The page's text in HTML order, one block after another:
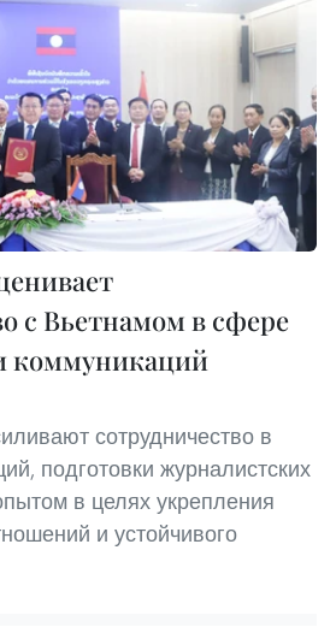
с Вьетнамом в сфере
коммуникаций
сотрудничество в
подготовки журналистских
в целях укрепления
и устойчивого